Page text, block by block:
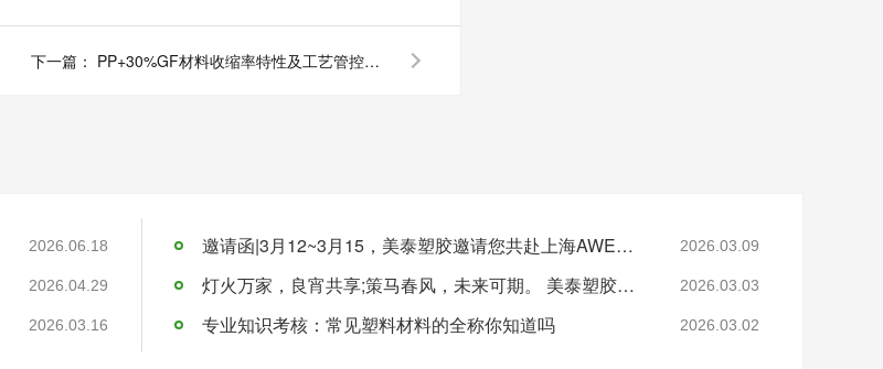
下一篇： PP+30%GF材料收缩率特性及工艺管控要点
2026.06.18
2026.04.29
2026.03.16
邀请函|3月12~3月15，美泰塑胶邀请您共赴上海AWE，展位号E2-2G71 2026.03.09
灯火万家，良宵共享;策马春风，未来可期。 美泰塑胶祝您:元宵节快乐 2026.03.03
专业知识考核：常见塑料材料的全称你知道吗 2026.03.02